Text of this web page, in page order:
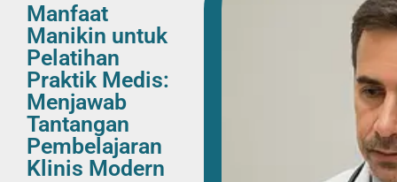
Manfaat
Manikin untuk
Pelatihan
Praktik Medis:
Menjawab
Tantangan
Pembelajaran
Klinis Modern